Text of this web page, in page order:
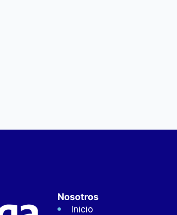
Nosotros
Inicio